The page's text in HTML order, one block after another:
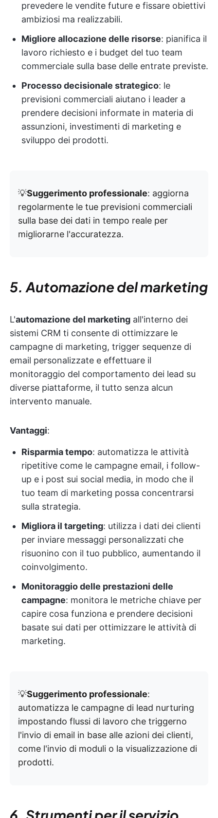
prevedere le vendite future e fissare obiettivi
ambiziosi ma realizzabili.
Migliore allocazione delle risorse: pianifica il
lavoro richiesto e i budget del tuo team
commerciale sulla base delle entrate previste.
Processo decisionale strategico: le
previsioni commerciali aiutano i leader a
prendere decisioni informate in materia di
assunzioni, investimenti di marketing e
sviluppo dei prodotti.
💡Suggerimento professionale: aggiorna
regolarmente le tue previsioni commerciali
sulla base dei dati in tempo reale per
migliorarne l'accuratezza.
5. Automazione del marketing
L'automazione del marketing all'interno dei
sistemi CRM ti consente di ottimizzare le
campagne di marketing, trigger sequenze di
email personalizzate e effettuare il
monitoraggio del comportamento dei lead su
diverse piattaforme, il tutto senza alcun
intervento manuale.
Vantaggi:
Risparmia tempo: automatizza le attività
ripetitive come le campagne email, i follow-
up e i post sui social media, in modo che il
tuo team di marketing possa concentrarsi
sulla strategia.
Migliora il targeting: utilizza i dati dei clienti
per inviare messaggi personalizzati che
risuonino con il tuo pubblico, aumentando il
coinvolgimento.
Monitoraggio delle prestazioni delle
campagne: monitora le metriche chiave per
capire cosa funziona e prendere decisioni
basate sui dati per ottimizzare le attività di
marketing.
💡Suggerimento professionale:
automatizza le campagne di lead nurturing
impostando flussi di lavoro che triggerno
l'invio di email in base alle azioni dei clienti,
come l'invio di moduli o la visualizzazione di
prodotti.